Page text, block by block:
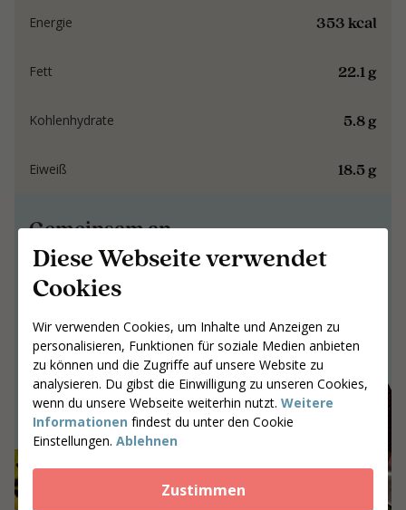
Diese Webseite verwendet
Cookies
Wir verwenden Cookies, um Inhalte und Anzeigen zu
personalisieren, Funktionen für soziale Medien anbieten
zu können und die Zugriffe auf unsere Website zu
analysieren. Du gibst die Einwilligung zu unseren Cookies,
wenn du unsere Webseite weiterhin nutzt. Weitere
Informationen findest du unter den Cookie
Einstellungen. Ablehnen
Zustimmen
353 kcal
Energie
22.1 g
Fett
5.8 g
Kohlenhydrate
18.5 g
Eiweiß
Gemeinsam an
Ergebnissen arbeiten,
die bleiben
die bleiben
Gib deine Postleitzahl ein
Coaches suchen